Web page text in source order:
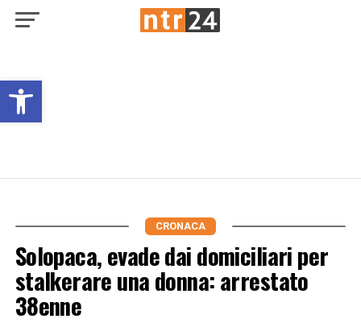
Open toolbar
CRONACA
Solopaca, evade dai domiciliari per
stalkerare una donna: arrestato
38enne